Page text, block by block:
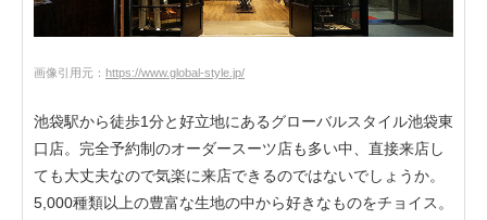
画像引用元： https://www.global-style.jp/
池袋駅から徒歩1分と好立地にあるグローバルスタイル池袋東
口店。完全予約制のオーダースーツ店も多い中、直接来店し
ても大丈夫なので気楽に来店できるのではないでしょうか。
5,000種類以上の豊富な生地の中から好きなものをチョイス。